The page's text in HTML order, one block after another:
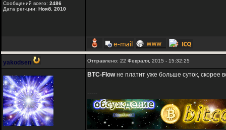
Сообщений всего: 2486
Дата рег-ции: Нояб. 2010
yakodsen Отправлено: 22 Февраля, 2015 - 15:32:25
BTC-Flowне платит уже больше суток, скорее
-----